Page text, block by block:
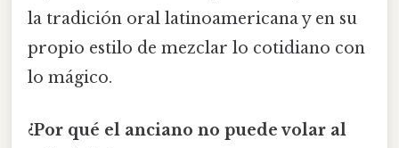
la tradición oral latinoamericana y en su
propio estilo de mezclar lo cotidiano con
lo mágico.
¿Por qué el anciano no puede volar al